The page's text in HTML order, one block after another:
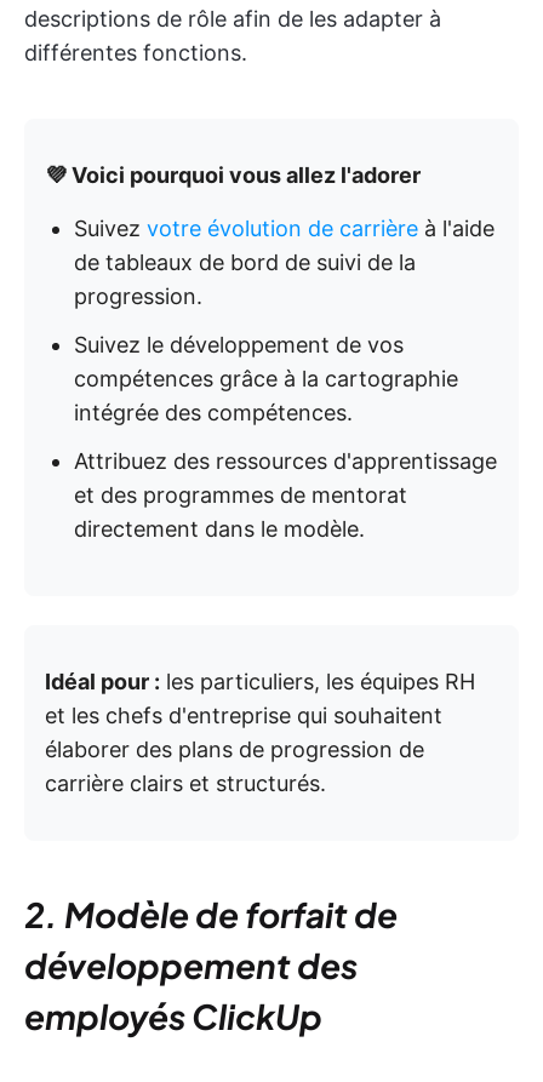
descriptions de rôle afin de les adapter à
différentes fonctions.
💜 Voici pourquoi vous allez l'adorer
Suivez votre évolution de carrière à l'aide
de tableaux de bord de suivi de la
progression.
Suivez le développement de vos
compétences grâce à la cartographie
intégrée des compétences.
Attribuez des ressources d'apprentissage
et des programmes de mentorat
directement dans le modèle.
Idéal pour : les particuliers, les équipes RH
et les chefs d'entreprise qui souhaitent
élaborer des plans de progression de
carrière clairs et structurés.
2. Modèle de forfait de
développement des
employés ClickUp